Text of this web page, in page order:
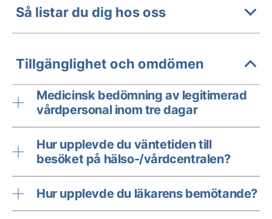
Så listar du dig hos oss
Tillgänglighet och omdömen
Medicinsk bedömning av legitimerad
vårdpersonal inom tre dagar
Hur upplevde du väntetiden till
besöket på hälso-/vårdcentralen?
Hur upplevde du läkarens bemötande?